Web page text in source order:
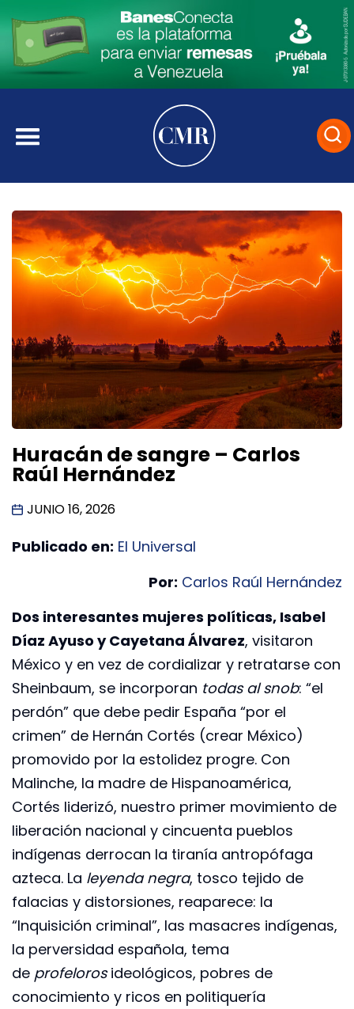
Huracán de sangre – Carlos
Raúl Hernández
JUNIO 16, 2026
Publicado en: El Universal
Por: Carlos Raúl Hernández
Dos interesantes mujeres políticas, Isabel
Díaz Ayuso y Cayetana Álvarez, visitaron
México y en vez de cordializar y retratarse con
Sheinbaum, se incorporan todas al snob: “el
perdón” que debe pedir España “por el
crimen” de Hernán Cortés (crear México)
promovido por la estolidez progre. Con
Malinche, la madre de Hispanoamérica,
Cortés liderizó, nuestro primer movimiento de
liberación nacional y cincuenta pueblos
indígenas derrocan la tiranía antropófaga
azteca. La leyenda negra, tosco tejido de
falacias y distorsiones, reaparece: la
“Inquisición criminal”, las masacres indígenas,
la perversidad española, tema
de profelorosideológicos, pobres de
conocimiento y ricos en politiquería